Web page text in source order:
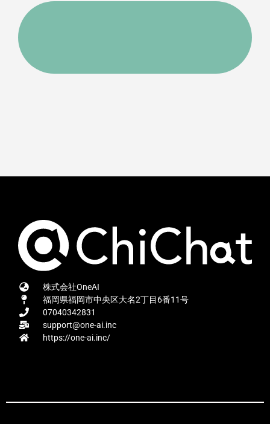
株式会社OneAI
福岡県福岡市中央区大名2丁目6番11号
07040342831
support@one-ai.inc
https://one-ai.inc/